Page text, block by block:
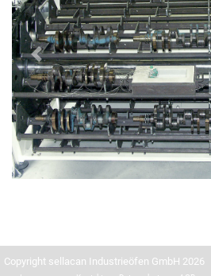
Previous
Copyright sellacan Industrieöfen GmbH 2026